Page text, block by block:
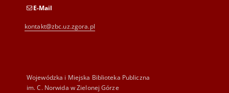
E-Mail
kontakt@zbc.uz.zgora.pl
Wojewódzka i Miejska Biblioteka Publiczna
im. C. Norwida w Zielonej Górze